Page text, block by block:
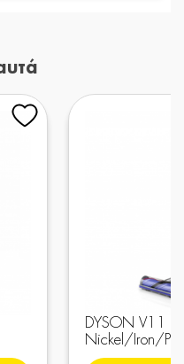
DYSON V11
Nickel/Iron/